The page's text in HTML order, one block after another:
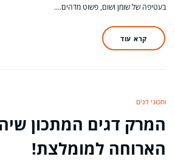
בעטיפה של שומן ושום, פשוט מדהים.…
קרא עוד
מתכוני דגים
המרק דגים המתכון
הארוחה למומלצת!